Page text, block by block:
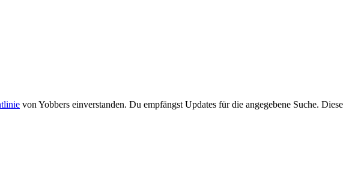
von Yobbers einverstanden. Du empfängst Updates für die angegebene Suche. Diese